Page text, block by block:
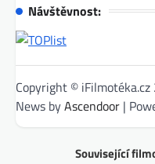
Návštěvnost:
Copyright ©
News byAscendoor |
Související